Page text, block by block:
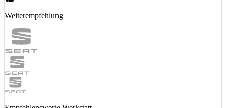
Weiterempfehlung